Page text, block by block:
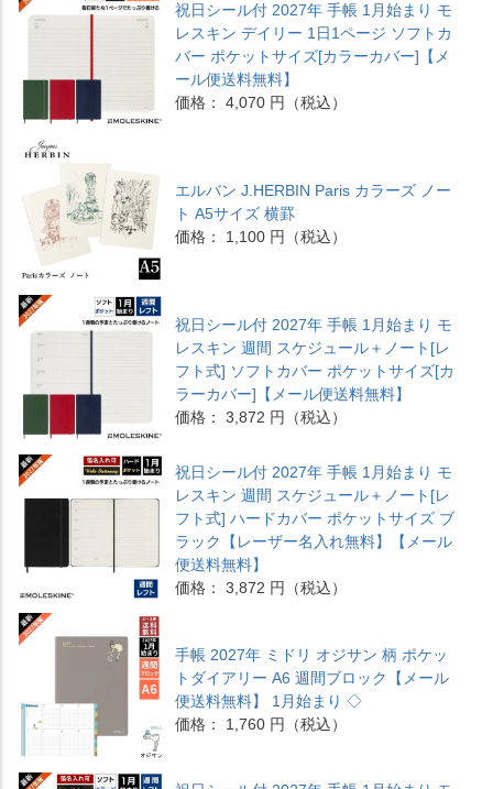
祝日シール付 2027年 手帳 1月始まり モ
レスキン デイリー 1日1ページ ソフトカ
バー ポケットサイズ[カラーカバー]【メ
ール便送料無料】
価格： 4,070 円（税込）
エルバン J.HERBIN Paris カラーズ ノー
ト A5サイズ 横罫
価格： 1,100 円（税込）
祝日シール付 2027年 手帳 1月始まり モ
レスキン 週間 スケジュール＋ノート[レ
フト式] ソフトカバー ポケットサイズ[カ
ラーカバー]【メール便送料無料】
価格： 3,872 円（税込）
祝日シール付 2027年 手帳 1月始まり モ
レスキン 週間 スケジュール＋ノート[レ
フト式] ハードカバー ポケットサイズ ブ
ラック【レーザー名入れ無料】【メール
便送料無料】
価格： 3,872 円（税込）
手帳 2027年 ミドリ オジサン 柄 ポケッ
トダイアリー A6 週間ブロック【メール
便送料無料】 1月始まり ◇
価格： 1,760 円（税込）